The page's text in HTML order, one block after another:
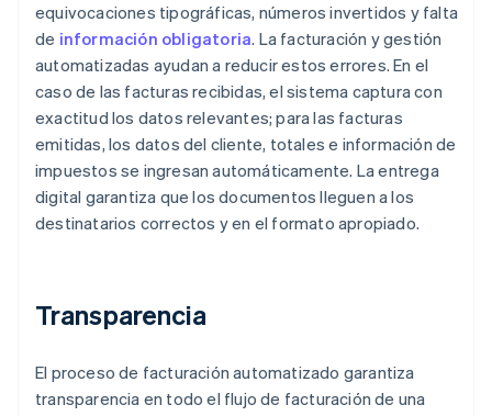
equivocaciones tipográficas, números invertidos y falta
de información obligatoria. La facturación y gestión
automatizadas ayudan a reducir estos errores. En el
caso de las facturas recibidas, el sistema captura con
exactitud los datos relevantes; para las facturas
emitidas, los datos del cliente, totales e información de
impuestos se ingresan automáticamente. La entrega
digital garantiza que los documentos lleguen a los
destinatarios correctos y en el formato apropiado.
Transparencia
El proceso de facturación automatizado garantiza
transparencia en todo el flujo de facturación de una